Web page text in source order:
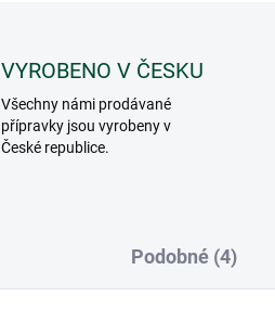
VYROBENO V ČESKU
Všechny námi prodávané
přípravky jsou vyrobeny v
České republice.
Podobné (4)